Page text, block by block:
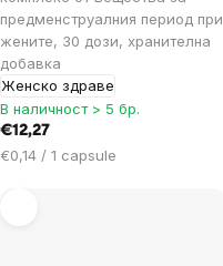
предменструалния период при
жените, 30 дози, хранителна
добавка
Женско здраве
В наличност > 5 бр.
€12,27
Цена
€0,14 / 1 capsule